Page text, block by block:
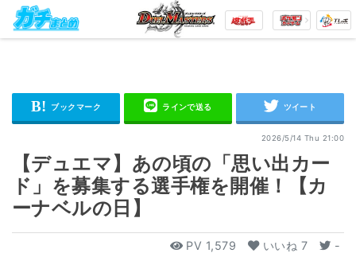
2026/5/14 Thu 21:00
【デュエマ】あの頃の「思い出カー
ド」を募集する選手権を開催！【カ
ーナベルの日】
PV 1,579 いいね 7 -